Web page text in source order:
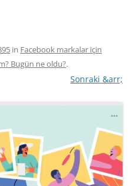
in Facebook markalar için
Bugün ne oldu?.
Sonraki &arr;